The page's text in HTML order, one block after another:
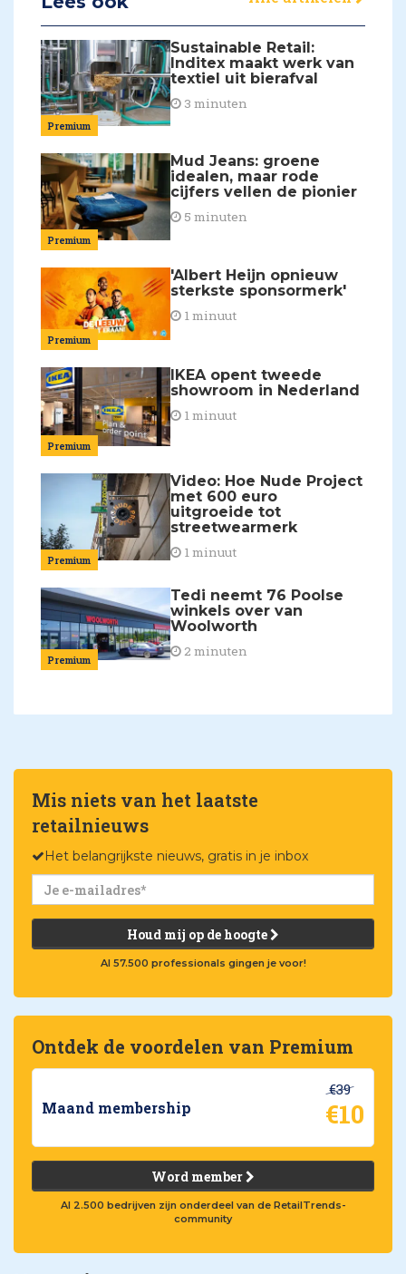
Premium
Sustainable Retail:
Inditex maakt werk van
textiel uit bierafval
3 minuten
Premium
Mud Jeans: groene
idealen, maar rode
cijfers vellen de pionier
5 minuten
Premium
'Albert Heijn opnieuw
sterkste sponsormerk'
1 minuut
Premium
IKEA opent tweede
showroom in Nederland
1 minuut
Premium
Video: Hoe Nude Project
met 600 euro
uitgroeide tot
streetwearmerk
1 minuut
Premium
Tedi neemt 76 Poolse
winkels over van
Woolworth
2 minuten
Mis niets van het laatste
retailnieuws
Het belangrijkste nieuws, gratis in je inbox
Houd mij op de hoogte
Al 57.500 professionals gingen je voor!
Ontdek de voordelen van Premium
Maand membership
€39
€10
Word member
Al 2.500 bedrijven zijn onderdeel van de RetailTrends-
community